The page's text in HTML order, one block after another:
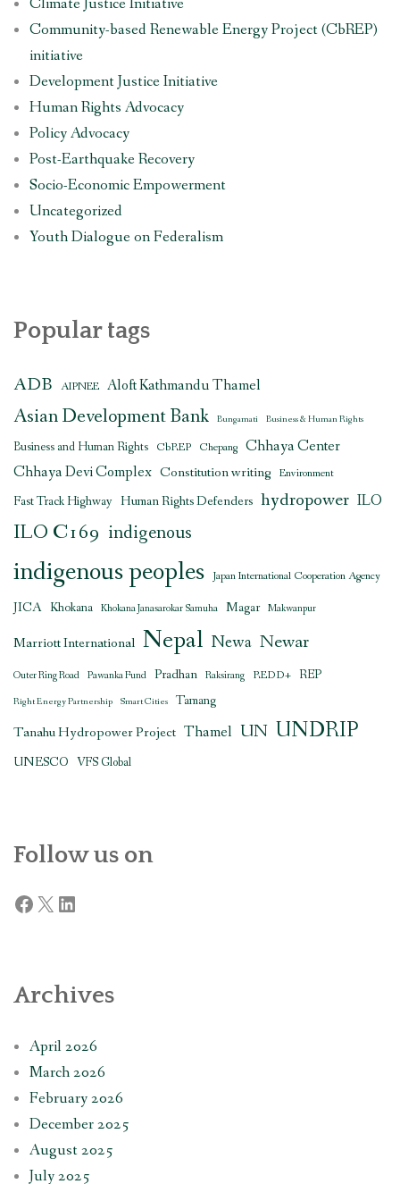
Community-based Renewable Energy Project (CbREP)
initiative
Development Justice Initiative
Human Rights Advocacy
Policy Advocacy
Post-Earthquake Recovery
Socio-Economic Empowerment
Uncategorized
Youth Dialogue on Federalism
Popular tags
ADB AIPNEE Aloft Kathmandu Thamel
Asian Development Bank Bungamati Business & Human Rights
Business and Human Rights CbREP Chepang Chhaya Center
Chhaya Devi Complex Constitution writing Environment
Fast Track Highway Human Rights Defenders hydropower ILO
ILO C169 indigenous
indigenous peoples Japan International Cooperation Agency
JICA Khokana Khokana Janasarokar Samuha Magar Makwanpur
Marriott International Nepal Newa Newar
Outer Ring Road Pawanka Fund Pradhan Raksirang REDD+ REP
Right Energy Partnership Smart Cities Tamang
Tanahu Hydropower Project Thamel UN UNDRIP
UNESCO VFS Global
Follow us on
Facebook
X LinkedIn
Archives
April 2026
March 2026
February 2026
December 2025
August 2025
July 2025